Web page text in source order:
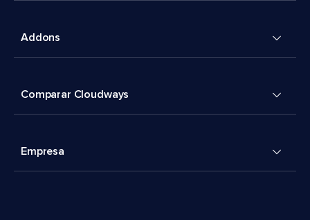
Addons
Comparar Cloudways
Empresa